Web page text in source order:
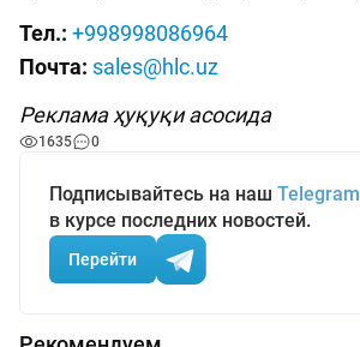
Тел.: +998998086964
Почта: sales@hlc.uz
Реклама ҳуқуқи асосида
1635 0
Подписывайтесь на наш Telegram
в курсе последних новостей.
Перейти